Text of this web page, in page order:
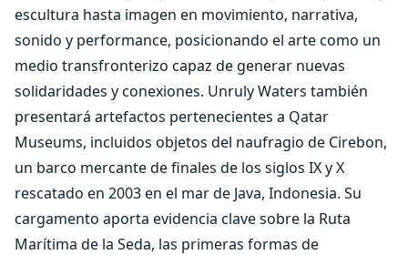
escultura hasta imagen en movimiento, narrativa,
sonido y performance, posicionando el arte como un
medio transfronterizo capaz de generar nuevas
solidaridades y conexiones. Unruly Waters también
presentará artefactos pertenecientes a Qatar
Museums, incluidos objetos del naufragio de Cirebon,
un barco mercante de finales de los siglos IX y X
rescatado en 2003 en el mar de Java, Indonesia. Su
cargamento aporta evidencia clave sobre la Ruta
Marítima de la Seda, las primeras formas de